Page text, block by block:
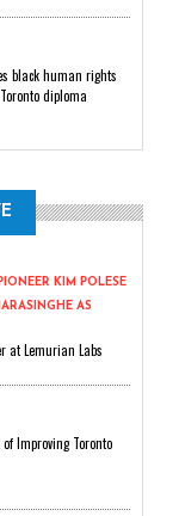
black human rights
diploma
KIM POLESE
AS
at Lemurian Labs
Improving Toronto